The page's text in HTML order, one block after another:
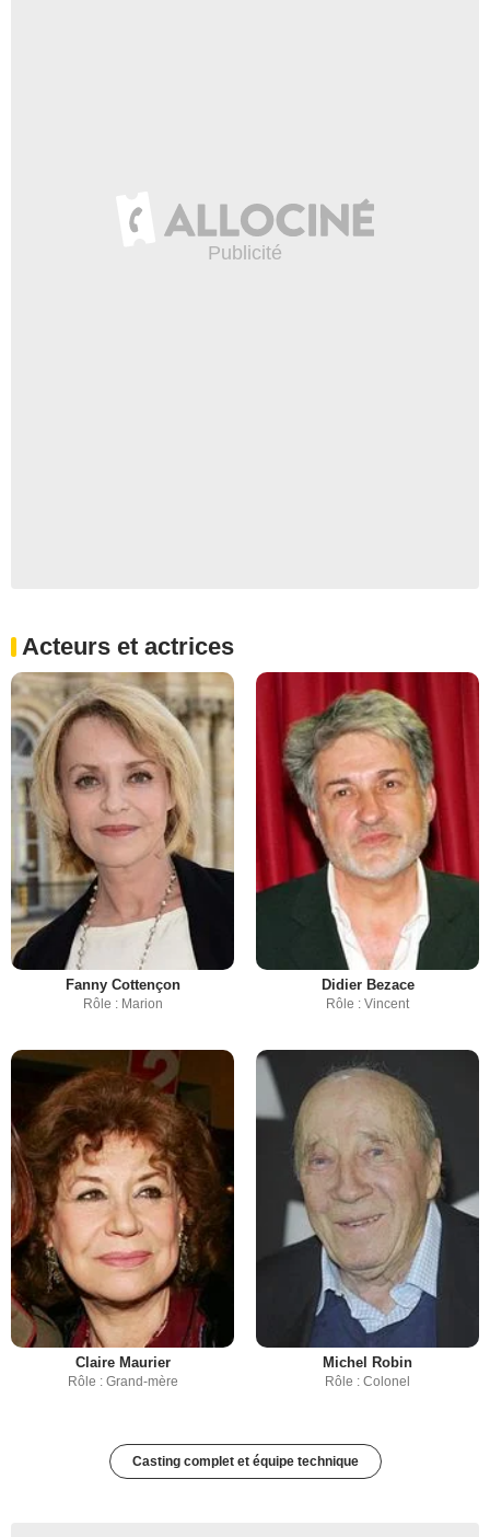
Acteurs et actrices
Fanny Cottençon
Rôle : Marion
Didier Bezace
Rôle : Vincent
Claire Maurier
Rôle : Grand-mère
Michel Robin
Rôle : Colonel
Casting complet et équipe technique